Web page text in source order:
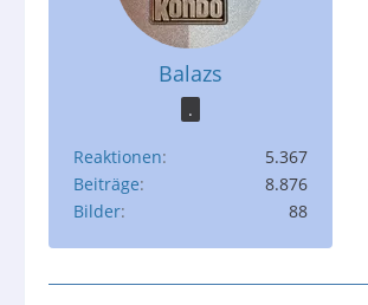
Balazs
.
Reaktionen
5.367
Beiträge
8.876
Bilder
88